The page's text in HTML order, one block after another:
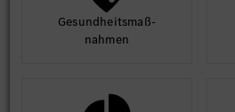
Gesund­heits­maß­
nahmen